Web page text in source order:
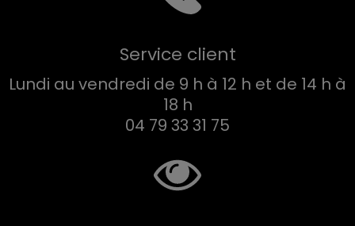
Service client
Lundi au vendredi de 9 h à 12 h et de 14 h à
18 h
04 79 33 31 75